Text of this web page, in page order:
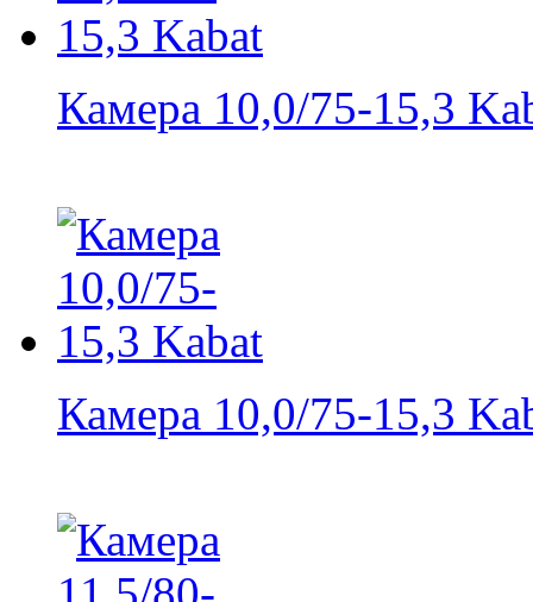
Камера 10,0/75-15,3
Камера 10,0/75-15,3